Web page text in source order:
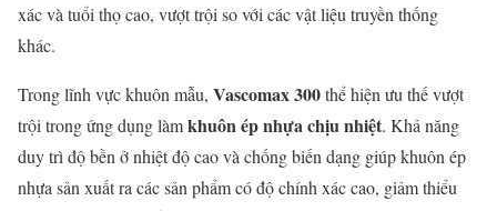
xác và tuổi thọ cao, vượt trội so với các vật liệu truyền thống
khác.
Trong lĩnh vực khuôn mẫu, Vascomax 300thể hiện ưu thế vượt
trội trong ứng dụng làmkhuôn ép nhựa chịu nhiệt. Khả năng
duy trì độ bền ở nhiệt độ cao và chống biến dạng giúp khuôn ép
nhựa sản xuất ra các sản phẩm có độ chính xác cao, giảm thiểu